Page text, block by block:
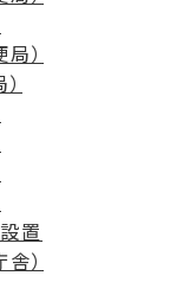
）
置
）